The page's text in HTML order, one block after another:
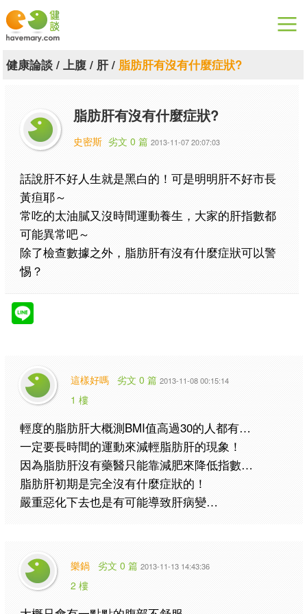
漫漫健康
關於健談
聯絡我們
下載專區
健康論談/ 上腹/ 肝/ 脂肪肝有沒有什麼症狀?
脂肪肝有沒有什麼症狀?
史密斯 劣文 0 篇 2013-11-07 20:07:03
話說肝不好人生就是黑白的！可是明明肝不好市長
黃疸耶～
常吃的太油膩又沒時間運動養生，大家的肝指數都
可能異常吧～
除了檢查數據之外，脂肪肝有沒有什麼症狀可以警
惕？
這樣好嗎 劣文 0 篇 2013-11-08 00:15:14
1 樓
輕度的脂肪肝大概測BMI值高過30的人都有…
一定要長時間的運動來減輕脂肪肝的現象！
因為脂肪肝沒有藥醫只能靠減肥來降低指數…
脂肪肝初期是完全沒有什麼症狀的！
嚴重惡化下去也是有可能導致肝病變…
樂鍋 劣文 0 篇 2013-11-13 14:43:36
2 樓